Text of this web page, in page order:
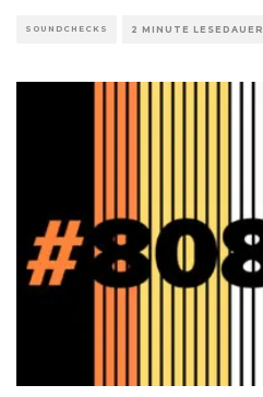
SOUNDCHECKS 2 MINUTE LESEDAUER